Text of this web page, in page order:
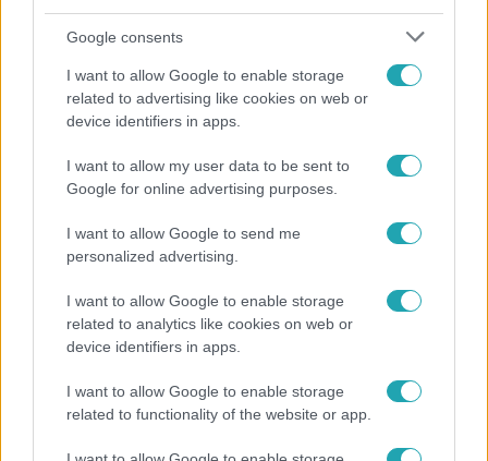
Google consents
I want to allow Google to enable storage
related to advertising like cookies on web or
device identifiers in apps.
I want to allow my user data to be sent to
Google for online advertising purposes.
I want to allow Google to send me
personalized advertising.
I want to allow Google to enable storage
related to analytics like cookies on web or
device identifiers in apps.
I want to allow Google to enable storage
related to functionality of the website or app.
Már nagymama, de a fiai is kész férfiak: friss fotón
Szandi fiai